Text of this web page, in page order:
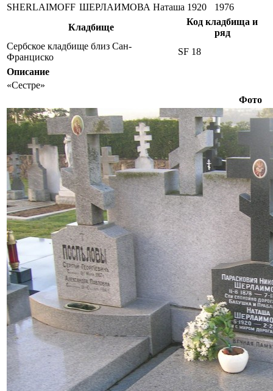
SHERLAIMOFF ШЕРЛАИМОВА Наташа 1920
1976
Кладбище
Код кладбища и
ряд
Сербское кладбище близ Сан-
Франциско
SF 18
Описание
«Сестре»
Фото